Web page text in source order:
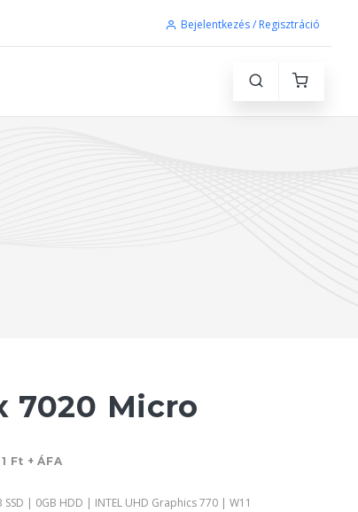
Bejelentkezés / Regisztráció
7020 Micro
Ft + ÁFA
| 0GB HDD | INTEL UHD Graphics 770 | W11